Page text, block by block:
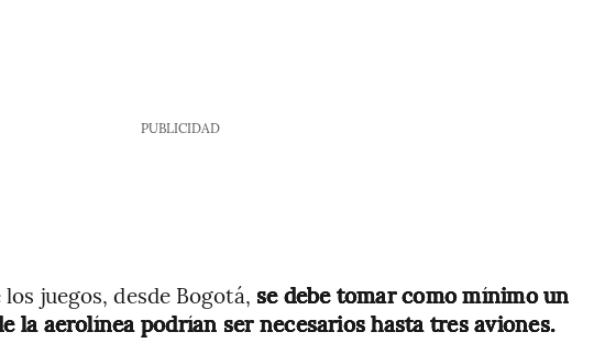
PUBLICIDAD
juegos, desde Bogotá, se debe tomar como mínimo un
la aerolínea podrían ser necesarios hasta tres aviones.